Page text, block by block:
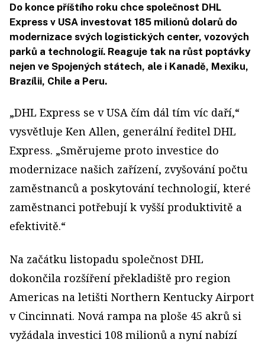
Do konce příštího roku chce společnost DHL
Express v USA investovat 185 milionů dolarů do
modernizace svých logistických center, vozových
parků a technologií. Reaguje tak na růst poptávky
nejen ve Spojených státech, ale i Kanadě, Mexiku,
Brazílii, Chile a Peru.
„DHL Express se v USA čím dál tím víc daří,“
vysvětluje Ken Allen, generální ředitel DHL
Express. „Směrujeme proto investice do
modernizace našich zařízení, zvyšování počtu
zaměstnanců a poskytování technologií, které
zaměstnanci potřebují k vyšší produktivitě a
efektivitě.“
Na začátku listopadu společnost DHL
dokončila rozšíření překladiště pro region
Americas na letišti Northern Kentucky Airport
v Cincinnati. Nová rampa na ploše 45 akrů si
vyžádala investici 108 milionů a nyní nabízí